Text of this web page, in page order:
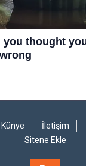
Künye İletişim
Sitene Ekle